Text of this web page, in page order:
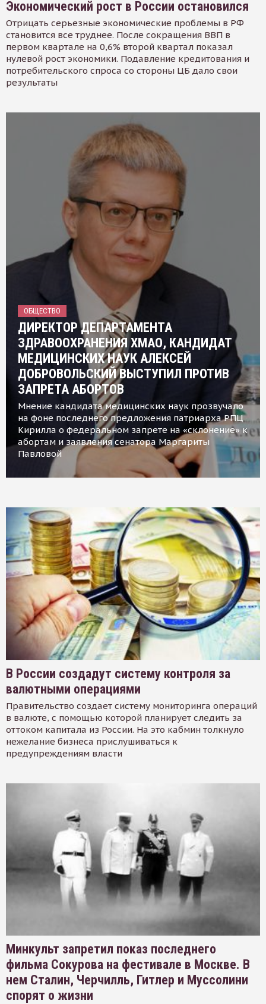
Экономический рост в России остановился
Отрицать серьезные экономические проблемы в РФ
становится все труднее. После сокращения ВВП в
первом квартале на 0,6% второй квартал показал
нулевой рост экономики. Подавление кредитования и
потребительского спроса со стороны ЦБ дало свои
результаты
ОБЩЕСТВО
ДИРЕКТОР ДЕПАРТАМЕНТА
ЗДРАВООХРАНЕНИЯ ХМАО, КАНДИДАТ
МЕДИЦИНСКИХ НАУК АЛЕКСЕЙ
ДОБРОВОЛЬСКИЙ ВЫСТУПИЛ ПРОТИВ
ЗАПРЕТА АБОРТОВ
Мнение кандидата медицинских наук прозвучало
на фоне последнего предложения патриарха РПЦ
Кирилла о федеральном запрете на «склонение» к
абортам и заявления сенатора Маргариты
Павловой
В России создадут систему контроля за
валютными операциями
Правительство создает систему мониторинга операций
в валюте, с помощью которой планирует следить за
оттоком капитала из России. На это кабмин толкнуло
нежелание бизнеса прислушиваться к
предупреждениям власти
Минкульт запретил показ последнего
фильма Сокурова на фестивале в Москве. В
нем Сталин, Черчилль, Гитлер и Муссолини
спорят о жизни